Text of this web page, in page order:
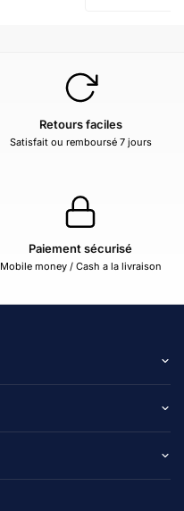
Retours faciles
Satisfait ou remboursé 7 jours
Paiement sécurisé
Mobile money / Cash a la livraison